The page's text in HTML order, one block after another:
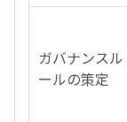
ガバナンスル
ールの策定